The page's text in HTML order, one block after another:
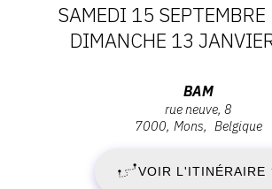
À PROPOS D'OAM
CGU
:
15
SAMEDI 15
DIMANCHE 13
BAM
rue neuve, 8
7000 Mons Belgique
VOIR L'ITINÉRAIRE